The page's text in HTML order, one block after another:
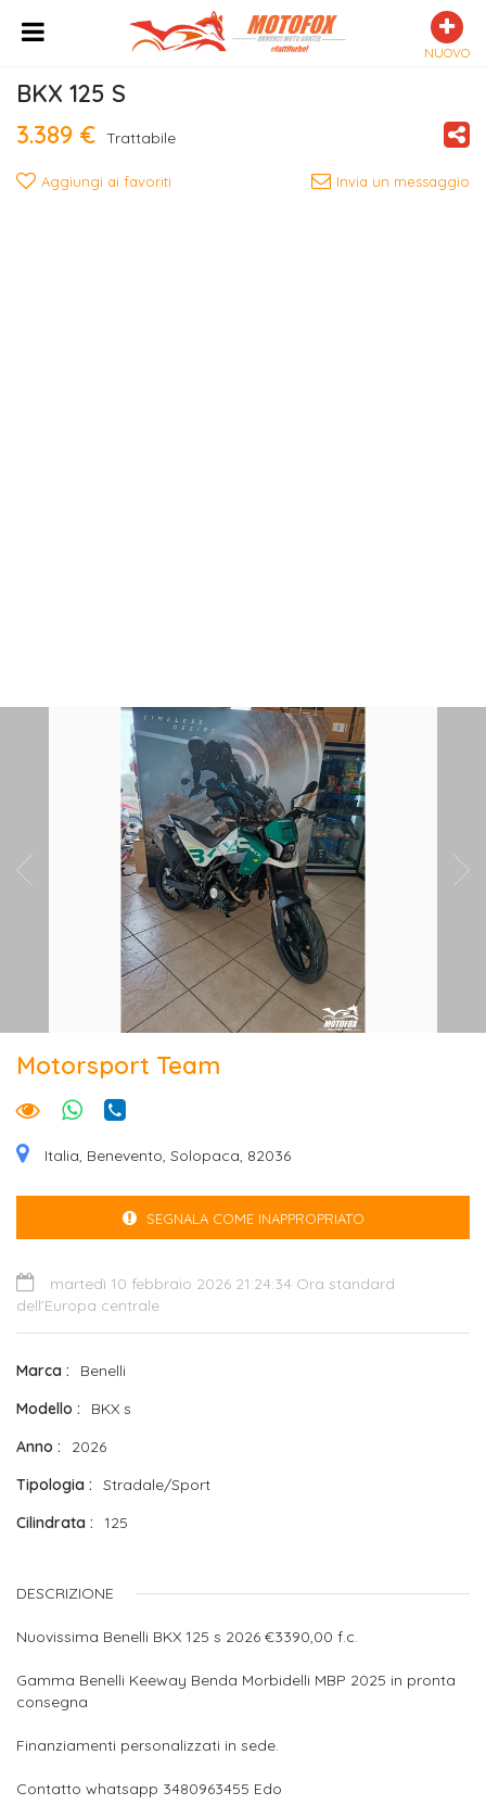
NUOVO
BKX 125 S
3.389 € Trattabile
Aggiungi ai favoriti Invia un messaggio
Motorsport Team
Italia, Benevento, Solopaca, 82036
SEGNALA COME INAPPROPRIATO
martedì 10 febbraio 2026 21:24:34 Ora standard
dell’Europa centrale
Marca
Benelli
Modello
BKX s
Anno
2026
Tipologia
Stradale/Sport
Cilindrata
125
DESCRIZIONE
Nuovissima Benelli BKX 125 s 2026 €3390,00 f.c.
Gamma Benelli Keeway Benda Morbidelli MBP 2025 in pronta
consegna
Finanziamenti personalizzati in sede.
Contatto whatsapp 3480963455 Edo